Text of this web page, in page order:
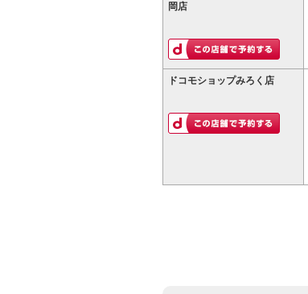
岡店
ドコモショップみろく店